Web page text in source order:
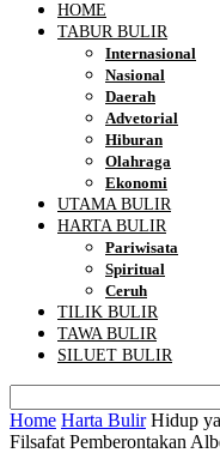
HOME
TABUR BULIR
Internasional
Nasional
Daerah
Advetorial
Hiburan
Olahraga
Ekonomi
UTAMA BULIR
HARTA BULIR
Pariwisata
Spiritual
Ceruh
TILIK BULIR
TAWA BULIR
SILUET BULIR
Home Harta Bulir Hidup
Filsafat Pemberontakan